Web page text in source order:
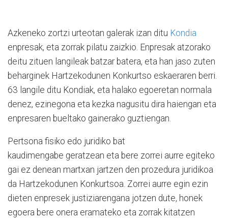
Azkeneko zortzi urteotan galerak izan ditu Kondia
enpresak, eta zorrak pilatu zaizkio. Enpresak atzorako
deitu zituen langileak batzar batera, eta han jaso zuten
beharginek Hartzekodunen Konkurtso eskaeraren berri.
63 langile ditu Kondiak, eta halako egoeretan normala
denez, ezinegona eta kezka nagusitu dira haiengan eta
enpresaren bueltako gainerako guztiengan.
Pertsona fisiko edo juridiko bat
kaudimengabe geratzean eta bere zorrei aurre egiteko
gai ez denean martxan jartzen den prozedura juridikoa
da Hartzekodunen Konkurtsoa. Zorrei aurre egin ezin
dieten enpresek justiziarengana jotzen dute, honek
egoera bere onera eramateko eta zorrak kitatzen